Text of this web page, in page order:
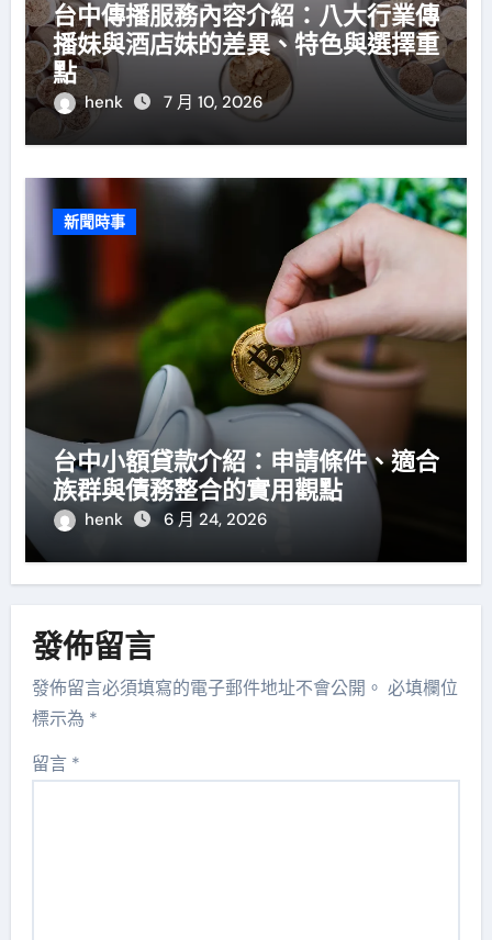
台中傳播服務內容介紹：八大行業傳
播妹與酒店妹的差異、特色與選擇重
點
henk 7 月 10, 2026
新聞時事
台中小額貸款介紹：申請條件、適合
族群與債務整合的實用觀點
henk 6 月 24, 2026
發佈留言
發佈留言必須填寫的電子郵件地址不會公開。 必填欄位
標示為 *
留言 *